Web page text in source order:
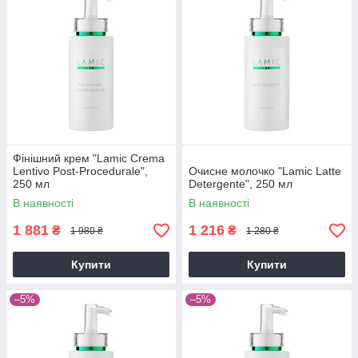
Фінішний крем "Lamic Crema
Lentivo Post-Procedurale",
250 мл
В наявності
1 881 ₴ 1 980 ₴
Купити
Очисне молочко "Lamic Latte
Detergente", 250 мл
В наявності
1 216 ₴ 1 280 ₴
Купити
–5% –5%